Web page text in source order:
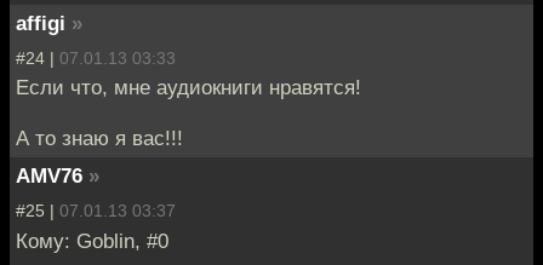
affigi »
#24 | 07.01.13 03:33
Если что, мне аудиокниги нравятся!
А то знаю я вас!!!
AMV76 »
#25 | 07.01.13 03:37
Кому: Goblin, #0